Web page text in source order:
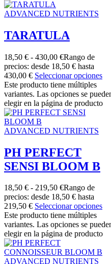
ADVANCED NUTRIENTS
TARATULA
18,50 € - 430,00 €Rango de
precios: desde 18,50 € hasta
430,00 € Seleccionar opciones
Este producto tiene múltiples
variantes. Las opciones se
elegir en la página de producto
ADVANCED NUTRIENTS
PH PERFECT
SENSI BLOOM B
18,50 € - 219,50 €Rango de
precios: desde 18,50 € hasta
219,50 € Seleccionar opciones
Este producto tiene múltiples
variantes. Las opciones se
elegir en la página de producto
ADVANCED NUTRIENTS